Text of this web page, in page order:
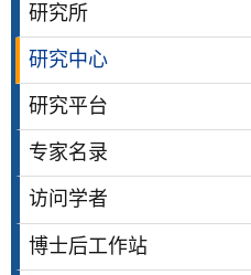
研究所
研究中心
研究平台
专家名录
访问学者
博士后工作站